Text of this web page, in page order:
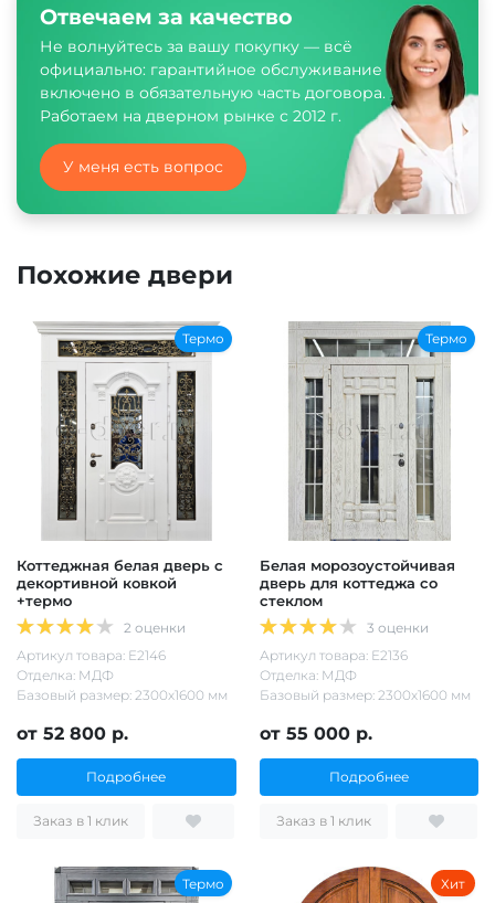
Отвечаем за качество
Не волнуйтесь за вашу покупку — всё
официально: гарантийное обслуживание
включено в обязательную часть договора.
Работаем на дверном рынке с 2012 г.
У меня есть вопрос
Похожие двери
Термо
Коттеджная белая дверь с
декортивной ковкой
+термо
2 оценки
Артикул товара: Е2146
Отделка: МДФ
Базовый размер: 2300х1600 мм
от 52 800 р.
Подробнее
Заказ в 1 клик
Термо
Белая морозоустойчивая
дверь для коттеджа со
стеклом
3 оценки
Артикул товара: Е2136
Отделка: МДФ
Базовый размер: 2300х1600 мм
от 55 000 р.
Подробнее
Заказ в 1 клик
Термо Хит